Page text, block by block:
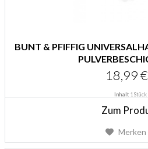
BUNT & PFIFFIG
18,99
Inhalt 1 Stück
Zum
Merken